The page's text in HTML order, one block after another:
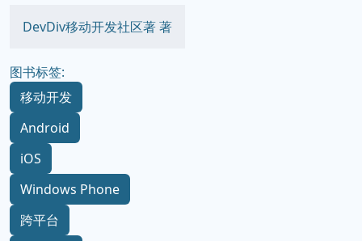
DevDiv移动开发社区著 著
图书标签:
移动开发
Android
iOS
Windows Phone
跨平台